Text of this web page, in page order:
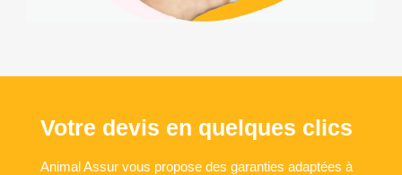
Votre devis en quelques clics
Animal Assur vous propose des garanties adaptées à